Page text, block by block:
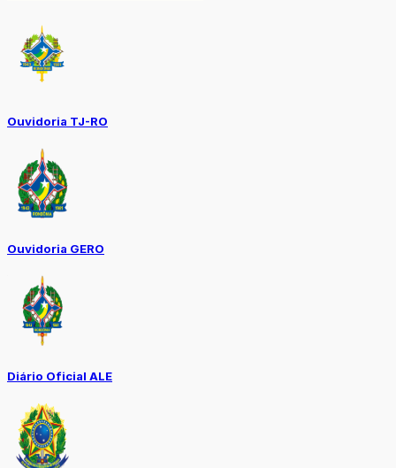
Ouvidoria TJ-RO
Ouvidoria GERO
Diário Oficial ALE